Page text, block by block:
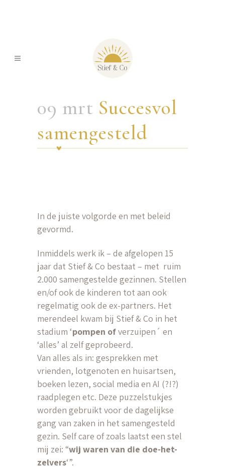
09 mrt Succesvol
samengesteld
In de juiste volgorde en met beleid
gevormd.
Inmiddels werk ik – de afgelopen 15
jaar dat Stief & Co bestaat – met ruim
2.000 samengestelde gezinnen. Stellen
en/of ook de kinderen tot aan ook
regelmatig ook de ex-partners. Het
merendeel kwam bij Stief & Co in het
stadium ‘pompen ofverzuipen´ en
‘alles’ al zelf geprobeerd.
Van alles als in: gesprekken met
vrienden, lotgenoten en huisartsen,
boeken lezen, social media en AI (?!?)
raadplegen etc. Deze puzzelstukjes
worden gebruikt voor de dagelijkse
gang van zaken in het samengesteld
gezin. Self care of zoals laatst een stel
mij zei: “wij waren van die doe-het-
zelvers‘”.